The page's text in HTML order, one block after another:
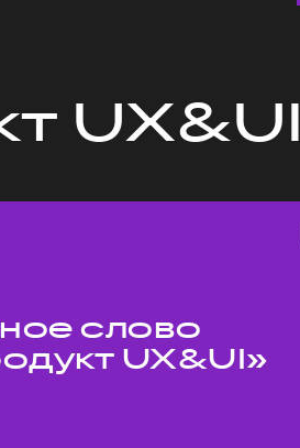
UX&UI
слово
UX&UI»